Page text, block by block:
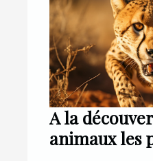
A la
animaux les